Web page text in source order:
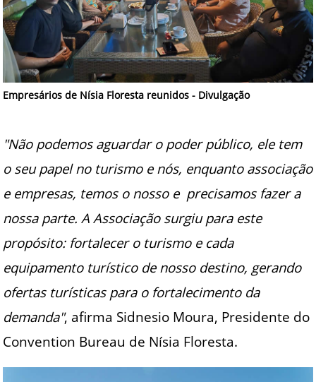
Empresários de Nísia Floresta reunidos - Divulgação
"Não podemos aguardar o poder público, ele tem
o seu papel no turismo e nós, enquanto associação
e empresas, temos o nosso e precisamos fazer a
nossa parte. A Associação surgiu para este
propósito: fortalecer o turismo e cada
equipamento turístico de nosso destino, gerando
ofertas turísticas para o fortalecimento da
demanda", afirma Sidnesio Moura, Presidente do
Convention Bureau de Nísia Floresta.